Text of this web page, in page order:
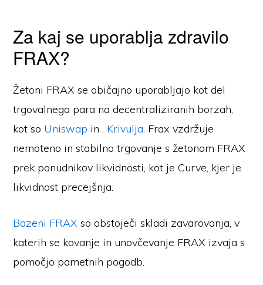
Za kaj se uporablja zdravilo
FRAX?
Žetoni FRAX se običajno uporabljajo kot del
trgovalnega para na decentraliziranih borzah,
kot so Uniswap in . Krivulja. Frax vzdržuje
nemoteno in stabilno trgovanje s žetonom FRAX
prek ponudnikov likvidnosti, kot je Curve, kjer je
likvidnost precejšnja.
Bazeni FRAX so obstoječi skladi zavarovanja, v
katerih se kovanje in unovčevanje FRAX izvaja s
pomočjo pametnih pogodb.